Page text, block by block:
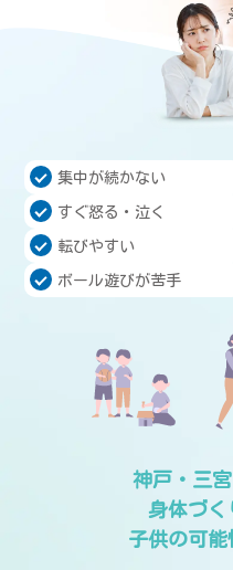
集中が続かない
すぐ怒る・泣く
転びやすい
ボール遊びが苦手
神戸・三
身体づく
子供の可能